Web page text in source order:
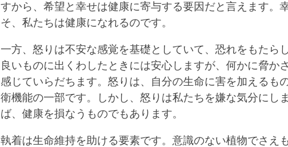
すから、希望と幸せは健康に寄与する要因だと言えます。
そ、私たちは健康になれるのです。
一方、怒りは不安な感覚を基礎としていて、恐れをもたら
良いものに出くわしたときには安心しますが、何かに脅か
感じていらだちます。怒りは、自分の生命に害を加えるも
衛機能の一部です。しかし、怒りは私たちを嫌な気分にし
ば、健康を損なうものでもあります。
執着は生命維持を助ける要素です。意識のない植物でさえ